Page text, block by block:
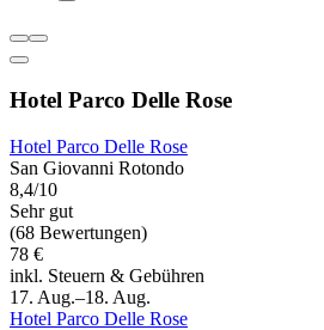
Hotel Parco Delle Rose
Hotel Parco Delle Rose
San Giovanni Rotondo
8,4/10
Sehr gut
(68 Bewertungen)
78 €
inkl. Steuern & Gebühren
17. Aug.–18. Aug.
Hotel Parco Delle Rose